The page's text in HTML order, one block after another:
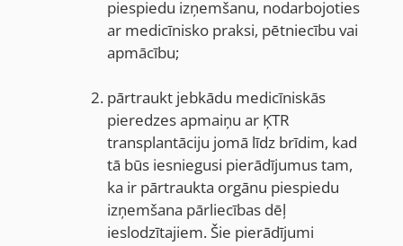
piespiedu izņemšanu, nodarbojoties
ar medicīnisko praksi, pētniecību vai
apmācību;
pārtraukt jebkādu medicīniskās
pieredzes apmaiņu ar ĶTR
transplantāciju jomā līdz brīdim, kad
tā būs iesniegusi pierādījumus tam,
ka ir pārtraukta orgānu piespiedu
izņemšana pārliecības dēļ
ieslodzītajiem. Šie pierādījumi